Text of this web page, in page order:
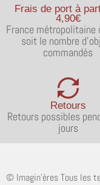
Frais de port à
4,90€
France métropolitaine
soit le nombre
commandés
Retours
Retours possibles
jours
© Imagin'ères Tous les